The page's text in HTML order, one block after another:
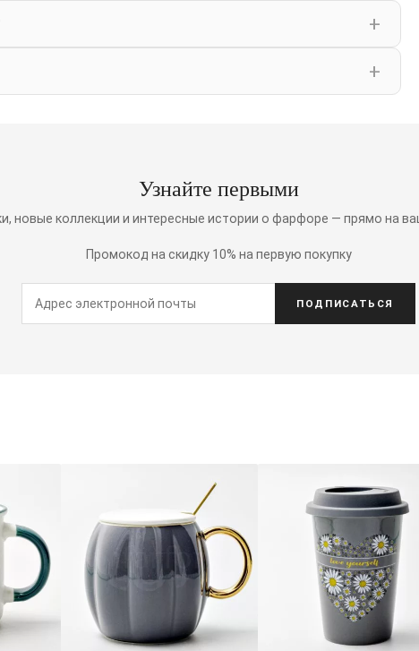
Узнайте первыми
новые коллекции и интересные истории о фарфоре — прямо на
Промокод на скидку 10% на первую покупку
ПОДПИСАТЬСЯ